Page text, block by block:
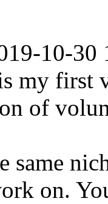
10-30
my first
of
same
on.